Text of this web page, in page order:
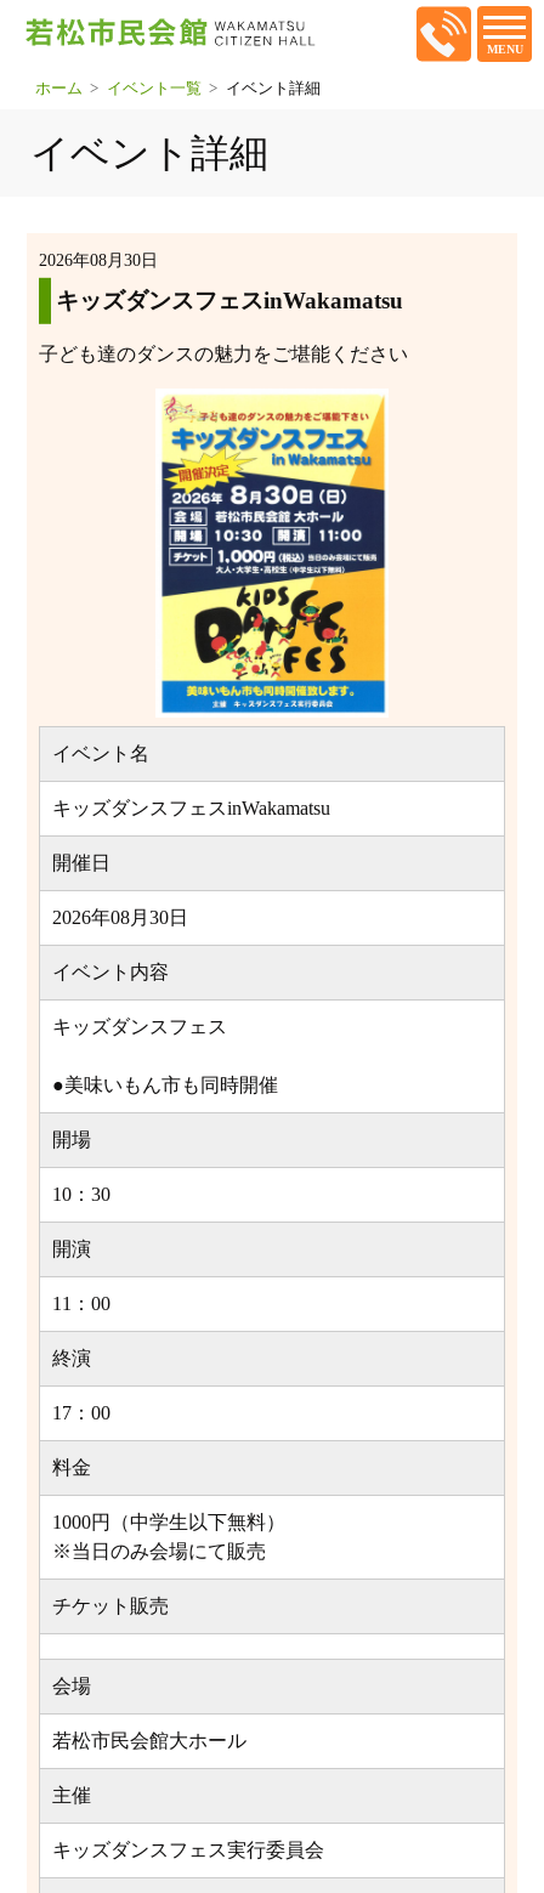
MENU
ホーム イベント一覧 イベント詳細
イベント詳細
2026年08月30日
キッズダンスフェスinWakamatsu
子ども達のダンスの魅力をご堪能ください
イベント名
キッズダンスフェスinWakamatsu
開催日
2026年08月30日
イベント内容
キッズダンスフェス
●美味いもん市も同時開催
開場
10：30
開演
11：00
終演
17：00
料金
1000円（中学生以下無料）
※当日のみ会場にて販売
チケット販売
会場
若松市民会館大ホール
主催
キッズダンスフェス実行委員会